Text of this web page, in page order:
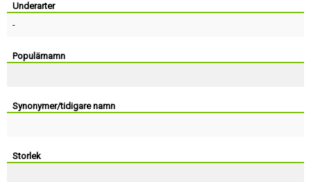
Underarter
-
Populärnamn
Synonymer/tidigare namn
Storlek